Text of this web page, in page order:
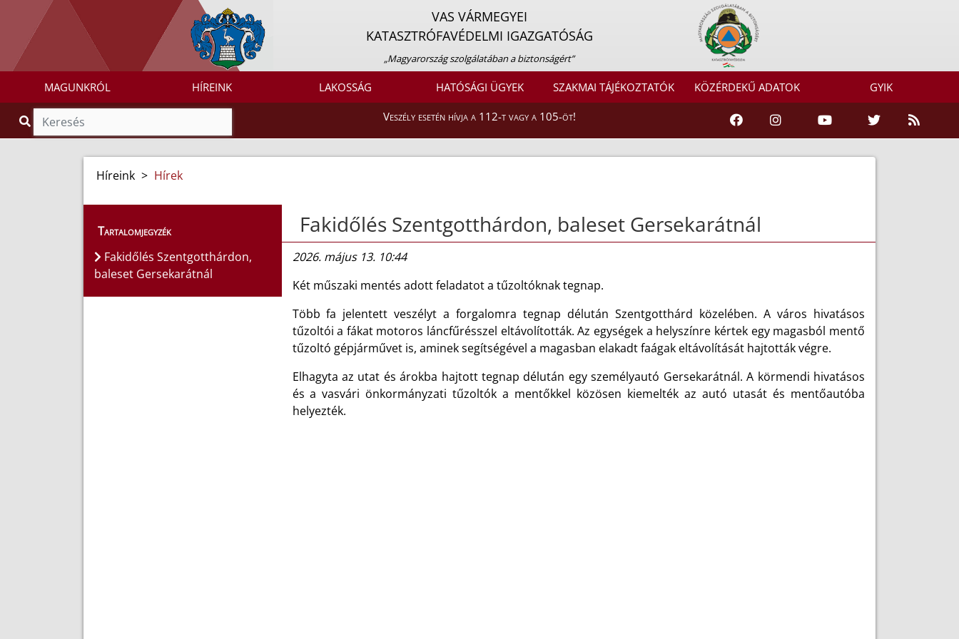
VAS VÁRMEGYEI
KATASZTRÓFAVÉDELMI IGAZGATÓSÁG
„Magyarország szolgálatában a biztonságért”
MAGUNKRÓL HÍREINK LAKOSSÁG HATÓSÁGI ÜGYEK SZAKMAI TÁJÉKOZTATÓK KÖZÉRDEKŰ ADATOK GYIK
Veszély esetén hívja a 112-t vagy a 105-öt!
Híreink > Hírek
Tartalomjegyzék
Fakidőlés Szentgotthárdon,
baleset Gersekarátnál
Fakidőlés Szentgotthárdon, baleset Gersekarátnál
2026. május 13. 10:44
Két műszaki mentés adott feladatot a tűzoltóknak tegnap.
Több fa jelentett veszélyt a forgalomra tegnap délután Szentgotthárd közelében. A város hivatásos
tűzoltói a fákat motoros láncfűrésszel eltávolították. Az egységek a helyszínre kértek egy magasból mentő
tűzoltó gépjárművet is, aminek segítségével a magasban elakadt faágak eltávolítását hajtották végre.
Elhagyta az utat és árokba hajtott tegnap délután egy személyautó Gersekarátnál. A körmendi hivatásos
és a vasvári önkormányzati tűzoltók a mentőkkel közösen kiemelték az autó utasát és mentőautóba
helyezték.